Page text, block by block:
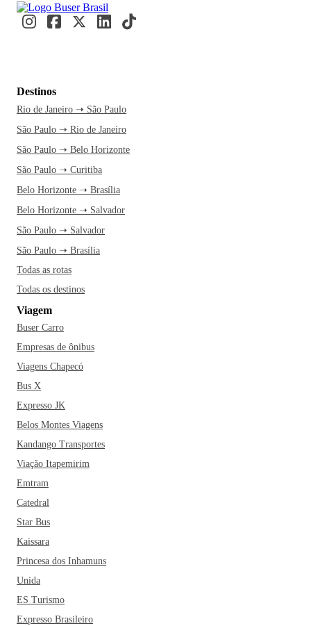
Destinos
Rio de Janeiro ➝ São Paulo
São Paulo ➝ Rio de Janeiro
São Paulo ➝ Belo Horizonte
São Paulo ➝ Curitiba
Belo Horizonte ➝ Brasília
Belo Horizonte ➝ Salvador
São Paulo ➝ Salvador
São Paulo ➝ Brasília
Todas as rotas
Todas os destinos
Viagem
Buser Carro
Empresas de ônibus
Viagens Chapecó
Bus X
Expresso JK
Belos Montes Viagens
Kandango Transportes
Viação Itapemirim
Emtram
Catedral
Star Bus
Kaissara
Princesa dos Inhamuns
Unida
ES Turismo
Expresso Brasileiro